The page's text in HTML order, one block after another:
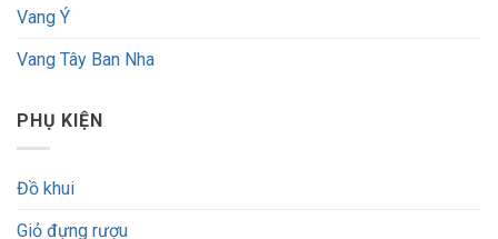
Vang Ý
Vang Tây Ban Nha
PHỤ KIỆN
Đồ khui
Giỏ đựng rượu